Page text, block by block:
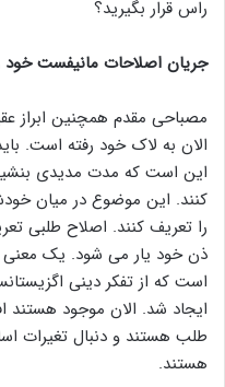
راس قرار بگیرید؟
جریان اصلاحات مانیفست خود
مصباحی مقدم همچنین ابراز
الان به لاک خود رفته است.
این است که مدت مدیدی
کنند. این موضوع در میان
را تعریف کنند. اصلاح طلبی
است که از تفکر دینی
ایجاد شد. الان موجود
طلب هستند و دنبال تغیرات
هستند.